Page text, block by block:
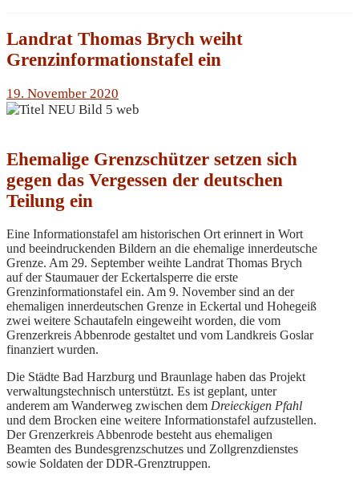
Landrat Thomas Brych weiht
Grenzinformationstafel ein
19. November 2020
Ehemalige Grenzschützer setzen sich
gegen das Vergessen der deutschen
Teilung ein
Eine Informationstafel am historischen Ort erinnert in Wort
und beeindruckenden Bildern an die ehemalige innerdeutsche
Grenze. Am 29. September weihte Landrat Thomas Brych
auf der Staumauer der Eckertalsperre die erste
Grenzinformationstafel ein. Am 9. November sind an der
ehemaligen innerdeutschen Grenze in Eckertal und Hohegeiß
zwei weitere Schautafeln eingeweiht worden, die vom
Grenzerkreis Abbenrode gestaltet und vom Landkreis Goslar
finanziert wurden.
Die Städte Bad Harzburg und Braunlage haben das Projekt
verwaltungstechnisch unterstützt. Es ist geplant, unter
anderem am Wanderweg zwischen dem Dreieckigen Pfahl
und dem Brocken eine weitere Informationstafel aufzustellen.
Der Grenzerkreis Abbenrode besteht aus ehemaligen
Beamten des Bundesgrenzschutzes und Zollgrenzdienstes
sowie Soldaten der DDR-Grenztruppen.